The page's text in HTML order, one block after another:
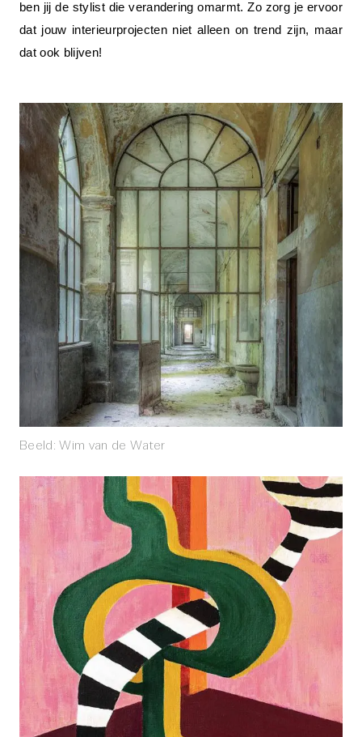
ben jij de stylist die verandering omarmt. Zo zorg je ervoor
dat jouw interieurprojecten niet alleen on trend zijn, maar
dat ook blijven!
Beeld: Wim van de Water